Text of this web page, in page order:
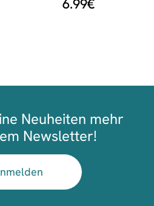
6.99€
Neuheiten mehr
Newsletter!